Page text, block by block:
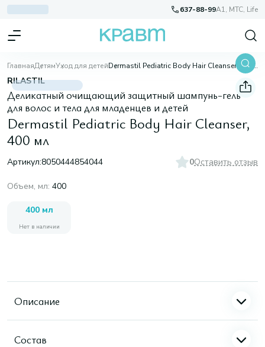
637-88-99A1, МТС, Life
ГлавнаяДетямУход для детей Dermastil Pediatric Body Hair Cleanser, 400 мл
RILASTIL
Деликатный очищающий защитный шампунь-гель
для волос и тела для младенцев и детей
Dermastil Pediatric Body Hair Cleanser,
400 мл
Артикул:8050444854044 0Оставить отзыв
Объем, мл: 400
400 мл
Нет в наличии
Описание
Состав